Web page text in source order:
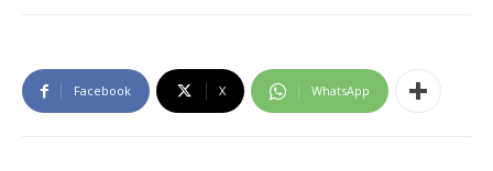
Facebook X WhatsApp